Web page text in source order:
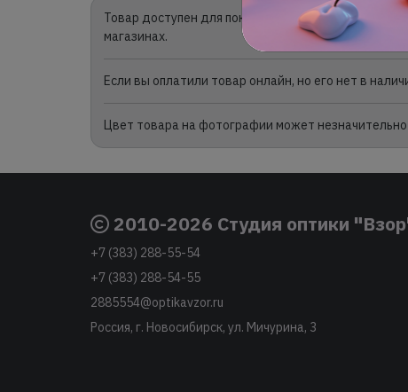
Товар доступен для покупки в интернет-
магазинах.
Если вы оплатили товар онлайн, но его нет в
Цвет товара на фотографии может незначительно
2010-2026 Студия оптики
+7 (383) 288-55-54
+7 (383) 288-54-55
2885554@optikavzor.ru
Россия, г. Новосибирск, ул. Мичурина, 3